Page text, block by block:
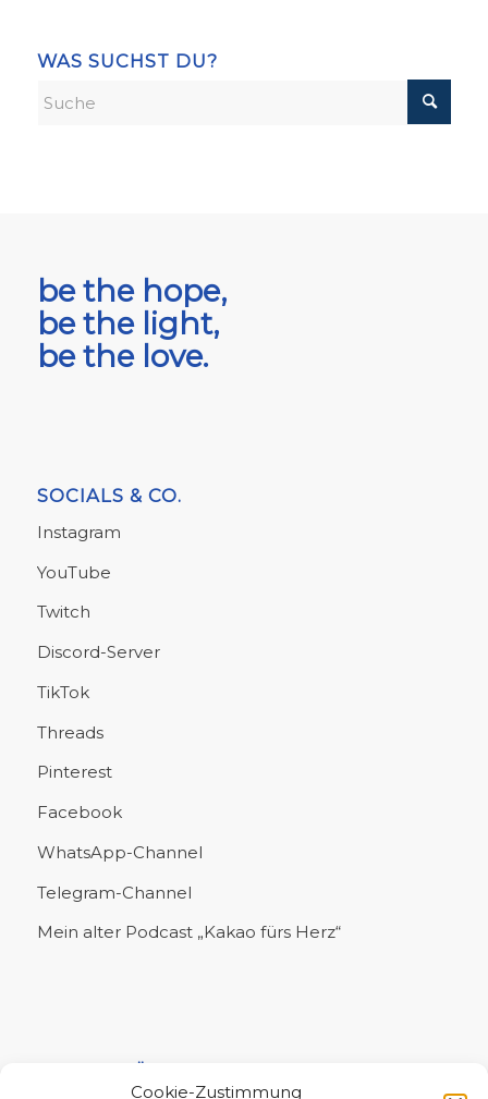
Cookie-Zustimmung
WAS SUCHST DU?
be the hope,
be the light,
be the love.
SOCIALS & CO.
Instagram
YouTube
Twitch
Discord-Server
TikTok
Threads
Pinterest
Facebook
WhatsApp-Channel
Telegram-Channel
Mein alter Podcast „Kakao fürs Herz“